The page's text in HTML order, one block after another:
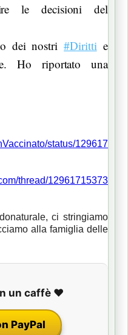
le decisioni del
dei nostri #Diritti e
Ho riportato una
status/129617
thread/12961715373
ci stringiamo
alla famiglia delle
un caffè ❤️
PayPal